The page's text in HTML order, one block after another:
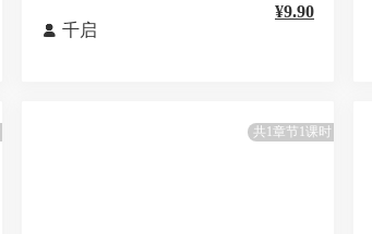
 千启
¥9.90
共1章节1课时